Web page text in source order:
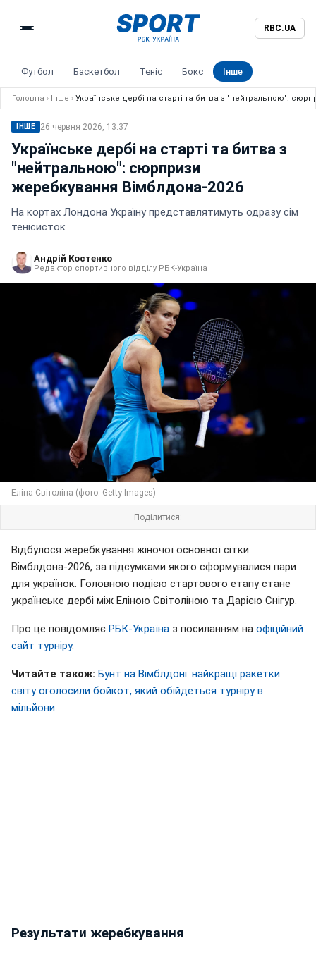
RBC.UA
Футбол Баскетбол Теніс Бокс Інше
Головна › Інше › Українське дербі на старті та битва з "нейтральною":
ІНШЕ 26 червня 2026, 13:37
Українське дербі на старті та битва з
"нейтральною": сюрпризи
жеребкування Вімблдона-2026
На кортах Лондона Україну представлятимуть одразу сім
тенісисток
Андрій Костенко
Редактор спортивного відділу РБК-Україна
Еліна Світоліна (фото: Getty Images)
Поділитися:
Відбулося жеребкування жіночої основної сітки
Вімблдона-2026, за підсумками якого сформувалися пари
для українок. Головною подією стартового етапу стане
українське дербі між Еліною Світоліною та Дарією Снігур.
Про це повідомляє РБК-Україна з посиланням на офіційний
сайт турніру.
Читайте також: Бунт на Вімблдоні: найкращі ракетки
світу оголосили бойкот, який обійдеться турніру в
мільйони
Результати жеребкування